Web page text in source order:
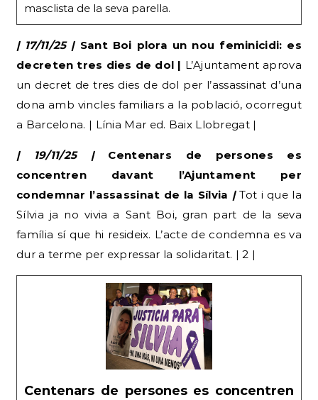
masclista de la seva parella.
| 17/11/25 |Sant Boi plora un nou feminicidi: es
decreten tres dies de dol | L’Ajuntament aprova
un decret de tres dies de dol per l’assassinat d’una
dona amb vincles familiars a la població, ocorregut
a Barcelona. | Línia Mar ed. Baix Llobregat |
| 19/11/25 | Centenars de persones es
concentren davant l’Ajuntament per
condemnar l’assassinat de la Sílvia |Tot i que la
Sílvia ja no vivia a Sant Boi, gran part de la seva
família sí que hi resideix. L’acte de condemna es va
dur a terme per expressar la solidaritat. | 2 |
Centenars de persones es concentren